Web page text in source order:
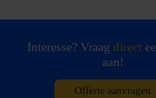
Interesse? Vraag direct
aan!
Offerte aanvragen